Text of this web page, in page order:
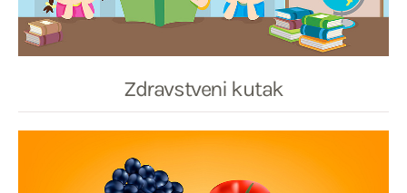
Zdravstveni kutak